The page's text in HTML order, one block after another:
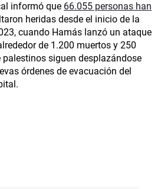
informó que 66.055 personas han
heridas desde el inicio de la
cuando Hamás lanzó un ataque
de 1.200 muertos y 250
siguen desplazándose
órdenes de evacuación del